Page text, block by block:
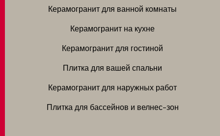
Керамогранит для ванной комнаты
Керамогранит на кухне
Керамогранит для гостиной
Плитка для вашей спальни
Керамогранит для наружных работ
Плитка для бассейнов и велнес-зон